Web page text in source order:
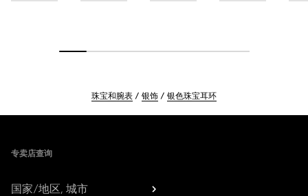
珠宝和腕表 银饰 银色珠宝耳环
专卖店查询
国家/地区, 城市